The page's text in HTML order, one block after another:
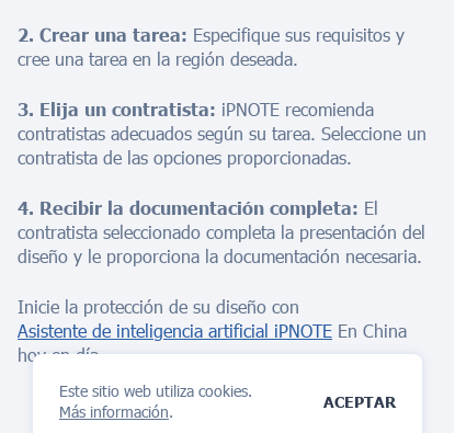
Este sitio web utiliza cookies.
Más información.
ACEPTAR
2. Crear una tarea: Especifique sus requisitos y
cree una tarea en la región deseada.
3. Elija un contratista: iPNOTE recomienda
contratistas adecuados según su tarea. Seleccione un
contratista de las opciones proporcionadas.
4. Recibir la documentación completa: El
contratista seleccionado completa la presentación del
diseño y le proporciona la documentación necesaria.
Inicie la protección de su diseño con
Asistente de inteligencia artificial iPNOTE En China
hoy en día.